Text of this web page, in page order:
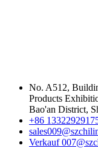
No. A512,
Products
Bao'an District,
+86
Verkauf